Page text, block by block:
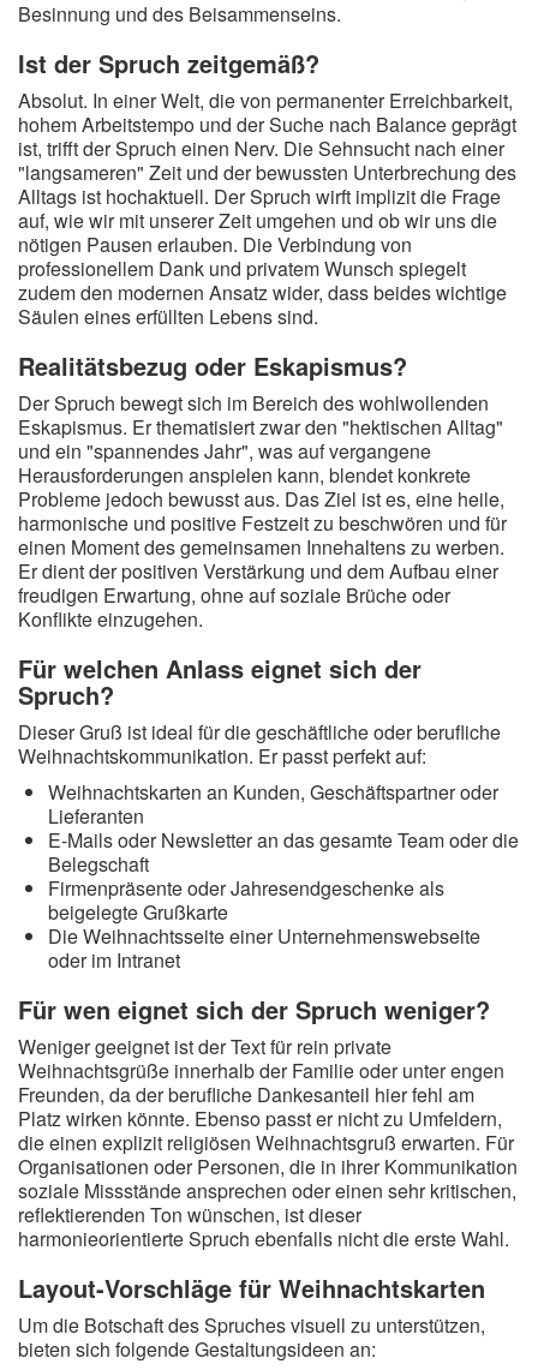
Besinnung und des Beisammenseins.
Ist der Spruch zeitgemäß?
Absolut. In einer Welt, die von permanenter Erreichbarkeit,
hohem Arbeitstempo und der Suche nach Balance geprägt
ist, trifft der Spruch einen Nerv. Die Sehnsucht nach einer
"langsameren" Zeit und der bewussten Unterbrechung des
Alltags ist hochaktuell. Der Spruch wirft implizit die Frage
auf, wie wir mit unserer Zeit umgehen und ob wir uns die
nötigen Pausen erlauben. Die Verbindung von
professionellem Dank und privatem Wunsch spiegelt
zudem den modernen Ansatz wider, dass beides wichtige
Säulen eines erfüllten Lebens sind.
Realitätsbezug oder Eskapismus?
Der Spruch bewegt sich im Bereich des wohlwollenden
Eskapismus. Er thematisiert zwar den "hektischen Alltag"
und ein "spannendes Jahr", was auf vergangene
Herausforderungen anspielen kann, blendet konkrete
Probleme jedoch bewusst aus. Das Ziel ist es, eine heile,
harmonische und positive Festzeit zu beschwören und für
einen Moment des gemeinsamen Innehaltens zu werben.
Er dient der positiven Verstärkung und dem Aufbau einer
freudigen Erwartung, ohne auf soziale Brüche oder
Konflikte einzugehen.
Für welchen Anlass eignet sich der
Spruch?
Dieser Gruß ist ideal für die geschäftliche oder berufliche
Weihnachtskommunikation. Er passt perfekt auf:
Weihnachtskarten an Kunden, Geschäftspartner oder
Lieferanten
E-Mails oder Newsletter an das gesamte Team oder die
Belegschaft
Firmenpräsente oder Jahresendgeschenke als
beigelegte Grußkarte
Die Weihnachtsseite einer Unternehmenswebseite
oder im Intranet
Für wen eignet sich der Spruch weniger?
Weniger geeignet ist der Text für rein private
Weihnachtsgrüße innerhalb der Familie oder unter engen
Freunden, da der berufliche Dankesanteil hier fehl am
Platz wirken könnte. Ebenso passt er nicht zu Umfeldern,
die einen explizit religiösen Weihnachtsgruß erwarten. Für
Organisationen oder Personen, die in ihrer Kommunikation
soziale Missstände ansprechen oder einen sehr kritischen,
reflektierenden Ton wünschen, ist dieser
harmonieorientierte Spruch ebenfalls nicht die erste Wahl.
Layout-Vorschläge für Weihnachtskarten
Um die Botschaft des Spruches visuell zu unterstützen,
bieten sich folgende Gestaltungsideen an: